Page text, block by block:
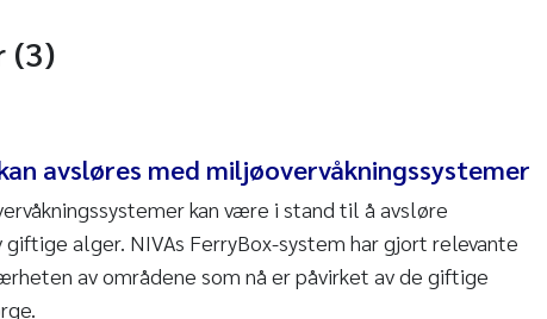
(3)
avsløres med miljøovervåkningssystemer
kan være i stand til å avsløre
alger. NIVAs FerryBox-system har gjort relevante
av områdene som nå er påvirket av de giftige